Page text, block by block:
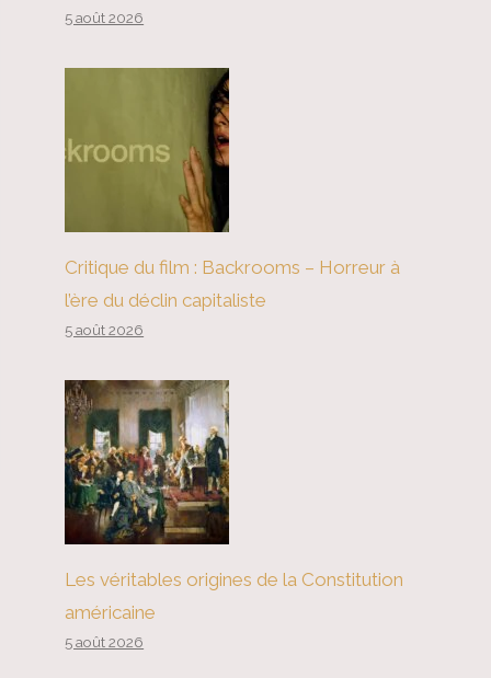
5 août 2026
Critique du film : Backrooms – Horreur à
l’ère du déclin capitaliste
5 août 2026
Les véritables origines de la Constitution
américaine
5 août 2026